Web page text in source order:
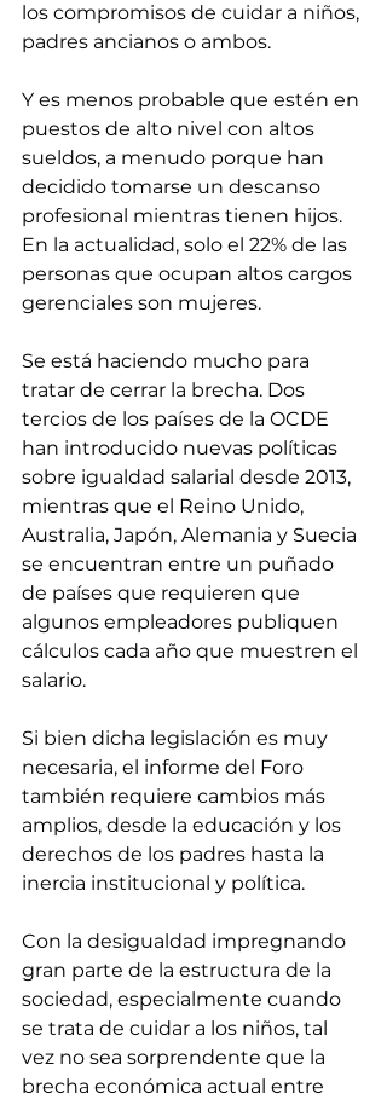
los compromisos de cuidar a niños,
padres ancianos o ambos.
Y es menos probable que estén en
puestos de alto nivel con altos
sueldos, a menudo porque han
decidido tomarse un descanso
profesional mientras tienen hijos.
En la actualidad, solo el 22% de las
personas que ocupan altos cargos
gerenciales son mujeres.
Se está haciendo mucho para
tratar de cerrar la brecha. Dos
tercios de los países de la OCDE
han introducido nuevas políticas
sobre igualdad salarial desde 2013,
mientras que el Reino Unido,
Australia, Japón, Alemania y Suecia
se encuentran entre un puñado
de países que requieren que
algunos empleadores publiquen
cálculos cada año que muestren el
salario.
Si bien dicha legislación es muy
necesaria, el informe del Foro
también requiere cambios más
amplios, desde la educación y los
derechos de los padres hasta la
inercia institucional y política.
Con la desigualdad impregnando
gran parte de la estructura de la
sociedad, especialmente cuando
se trata de cuidar a los niños, tal
vez no sea sorprendente que la
brecha económica actual entre